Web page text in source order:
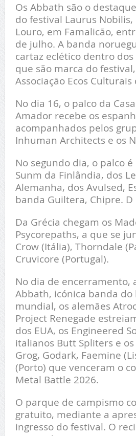
Os Abbath são o
do festival Laurus
Louro, em Famalicão,
de julho. A banda
cartaz eclético dentro dos
que são marca do
Associação Ecos Culturais
No dia 16, o palco da
Amador recebe os
acompanhados pelos
Inhuman Architects e os
No segundo dia, o palco
Sunm da Finlândia, dos
Alemanha, dos Avulsed,
banda Guiltera, Chipre. D
Da Grécia chegam os
Psycorepaths, a que se
Crow (Itália), Thorndale
Cruvicore (Portugal).
No dia de encerramento,
Abbath, icónica banda do
mundial, os alemães
Project Renegade
dos EUA, os Engineered
italianos Butt Spliters e
Grog, Godark, Faemine
(Porto) que venceram o
Metal Battle 2026.
O parque de campismo
gratuito, mediante a
ingresso do festival. O